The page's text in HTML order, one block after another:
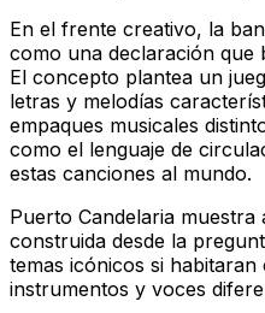
En el frente creativo, la
como una declaración que
El concepto plantea un
letras y melodías
empaques musicales
como el lenguaje de
estas canciones al mundo.
Puerto Candelaria muestra
construida desde la
temas icónicos si
instrumentos y voces